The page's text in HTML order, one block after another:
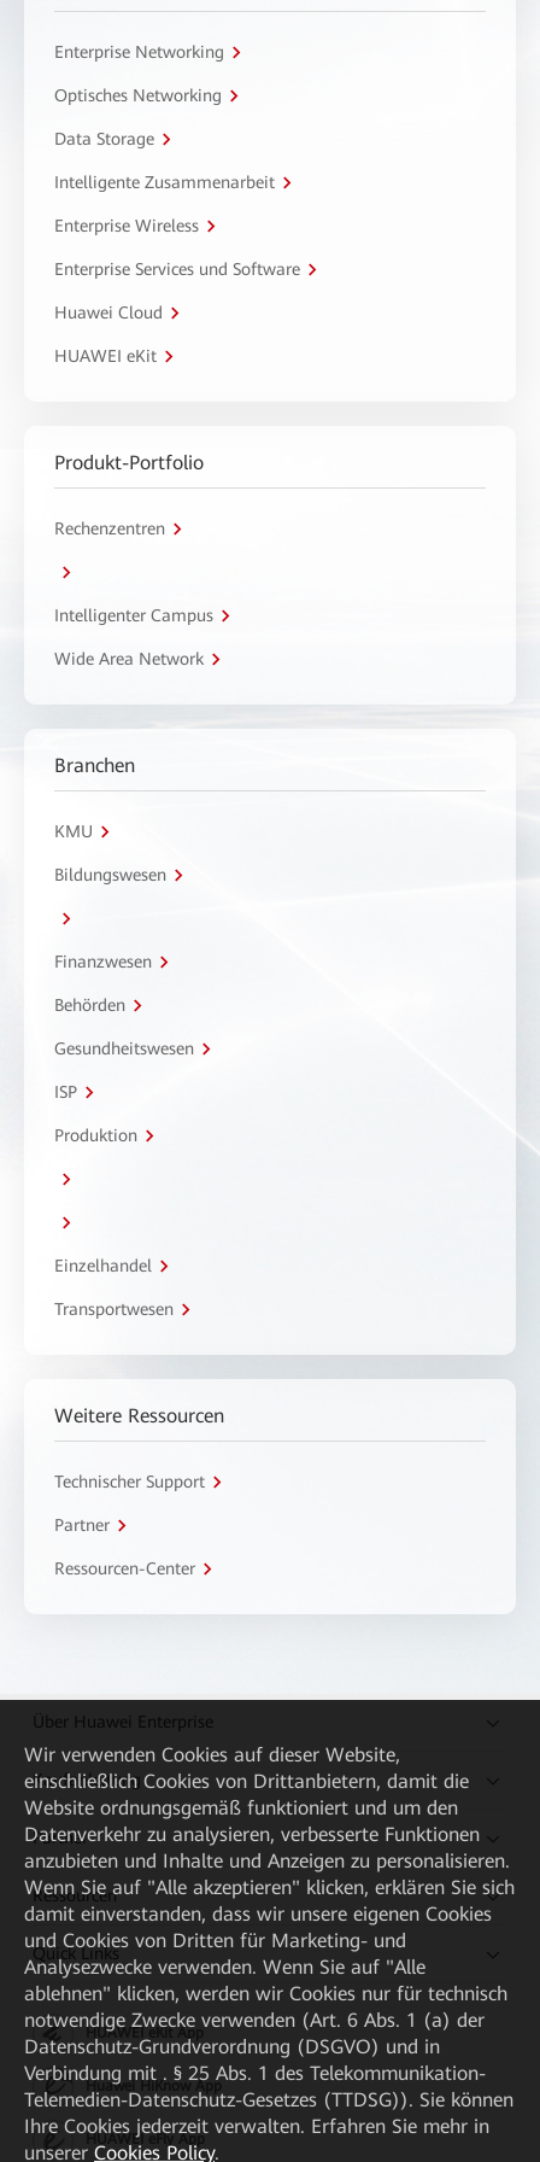
Enterprise Networking
Optisches Networking
Data Storage
Intelligente Zusammenarbeit
Enterprise Wireless
Enterprise Services und Software
Huawei Cloud
HUAWEI eKit
Produkt-Portfolio
Rechenzentren
Intelligenter Campus
Wide Area Network
Branchen
KMU
Bildungswesen
Finanzwesen
Behörden
Gesundheitswesen
ISP
Produktion
Einzelhandel
Transportwesen
Weitere Ressourcen
Technischer Support
Partner
Ressourcen-Center
Über Huawei Enterprise
Kaufanleitung
Partner
Ressourcen
Quick Links
HUAWEI eKit App
Huawei HiKnow App
HUAWEI eFly App
Wir verwenden Cookies auf dieser Website,
einschließlich Cookies von Drittanbietern, damit die
Website ordnungsgemäß funktioniert und um den
Datenverkehr zu analysieren, verbesserte Funktionen
anzubieten und Inhalte und Anzeigen zu personalisieren.
Wenn Sie auf "Alle akzeptieren" klicken, erklären Sie sich
damit einverstanden, dass wir unsere eigenen Cookies
und Cookies von Dritten für Marketing- und
Analysezwecke verwenden. Wenn Sie auf "Alle
ablehnen" klicken, werden wir Cookies nur für technisch
notwendige Zwecke verwenden (Art. 6 Abs. 1 (a) der
Datenschutz-Grundverordnung (DSGVO) und in
Verbindung mit . § 25 Abs. 1 des Telekommunikation-
Telemedien-Datenschutz-Gesetzes (TTDSG)). Sie können
Ihre Cookies jederzeit verwalten. Erfahren Sie mehr in
unserer Cookies Policy.